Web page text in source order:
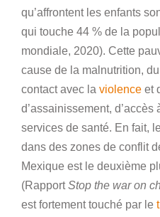
qu’affrontent les enfants
qui touche 44 % de la
mondiale, 2020). Cette
cause de la malnutrition,
contact avec la violence et
d’assainissement, d’accès
services de santé. En fait,
dans des zones de conflit
Mexique est le deuxième
(RapportStop the war on
est fortement touché par le